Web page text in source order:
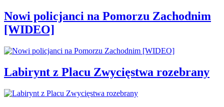
Nowi policjanci na Pomorzu Zachodnim
[WIDEO]
Labirynt z Placu Zwycięstwa rozebrany